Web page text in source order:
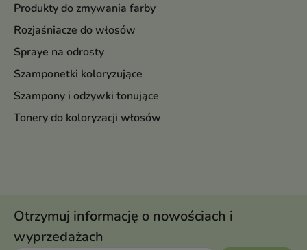
Produkty do zmywania farby
Rozjaśniacze do włosów
Spraye na odrosty
Szamponetki koloryzujące
Szampony i odżywki tonujące
Tonery do koloryzacji włosów
Otrzymuj informację o nowościach i
wyprzedażach